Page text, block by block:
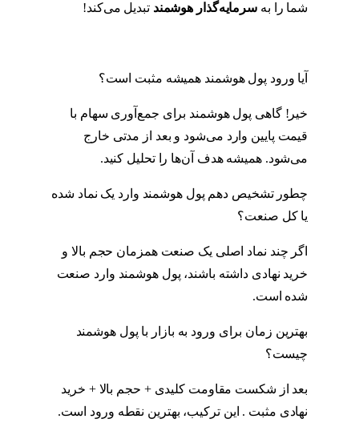
شما را به سرمایه‌گذار هوشمند تبدیل می‌کند!
آیا ورود پول هوشمند همیشه مثبت است؟
خیر! گاهی پول هوشمند برای جمع‌آوری سهام با
قیمت پایین وارد می‌شود و بعد از مدتی خارج
می‌شود. همیشه هدف آن‌ها را تحلیل کنید.
چطور تشخیص دهم پول هوشمند وارد یک نماد شده
یا کل صنعت؟
اگر چند نماد اصلی یک صنعت همزمان حجم بالا و
خرید نهادی داشته باشند، پول هوشمند وارد صنعت
شده است.
بهترین زمان برای ورود به بازار با پول هوشمند
چیست؟
بعد از شکست مقاومت کلیدی + حجم بالا + خرید
نهادی مثبت . این ترکیب، بهترین نقطه ورود است.